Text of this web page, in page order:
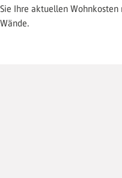
Sie Ihre aktuellen
Wände.